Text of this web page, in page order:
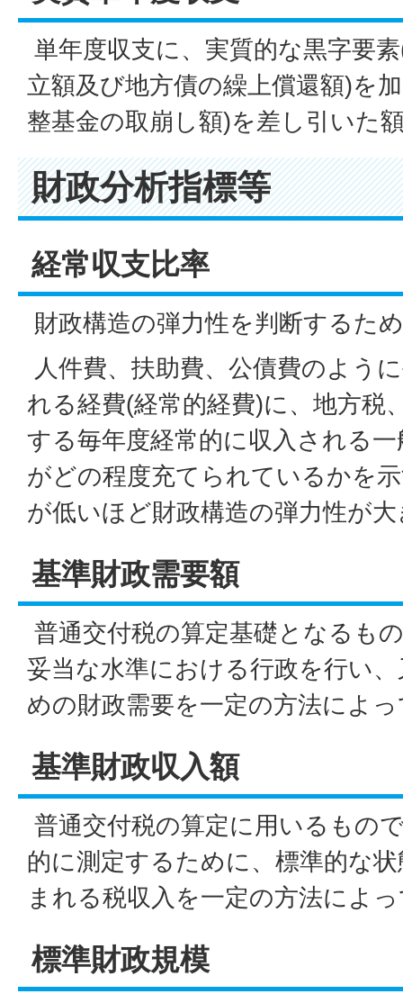
単年度収支に、実質的な黒字要
立額及び地方債の繰上償還額)を
整基金の取崩し額)を差し引いた
財政分析指標等
経常収支比率
財政構造の弾力性を判断するた
人件費、扶助費、公債費のよう
れる経費(経常的経費)に、地方税
する毎年度経常的に収入される
がどの程度充てられているかを
が低いほど財政構造の弾力性が
基準財政需要額
普通交付税の算定基礎となるも
妥当な水準における行政を行い
めの財政需要を一定の方法によ
基準財政収入額
普通交付税の算定に用いるもの
的に測定するために、標準的な
まれる税収入を一定の方法によ
標準財政規模